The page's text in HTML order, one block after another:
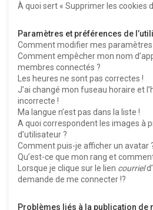
À quoi sert « Supprimer les cookies
Paramètres et préférences de
Comment modifier mes paramètres
Comment empêcher mon nom
membres connectés ?
Les heures ne sont pas correctes !
J’ai changé mon fuseau horaire et
incorrecte !
Ma langue n’est pas dans la liste !
A quoi correspondent les images à
d’utilisateur ?
Comment puis-je afficher un avatar
Qu’est-ce que mon rang et
Lorsque je clique sur le lien courriel
demande de me connecter !?
Problèmes liés à la publication de